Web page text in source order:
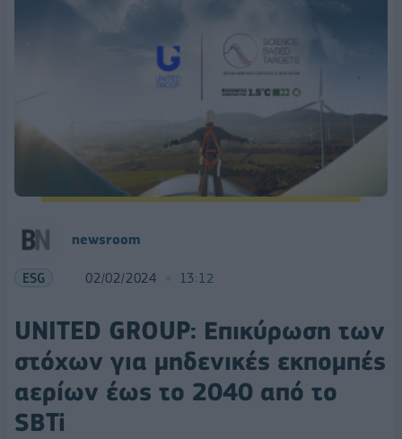
newsroom
ESG 02/02/2024 13:12
UNITED GROUP: Επικύρωση των
στόχων για μηδενικές εκπομπές
αερίων έως το 2040 από το
SBTi